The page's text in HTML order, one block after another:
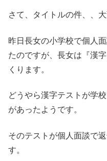
さて、タイトルの件、、大
昨日長女の小学校で個人
たのですが、長女は『漢
くります。
どうやら漢字テストが学
があったようです。
そのテストが個人面談で
す。